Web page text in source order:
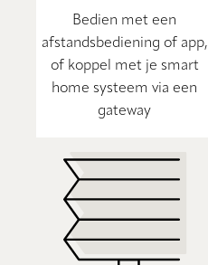
Bedien met een
afstandsbediening of app,
of koppel met je smart
home systeem via een
gateway